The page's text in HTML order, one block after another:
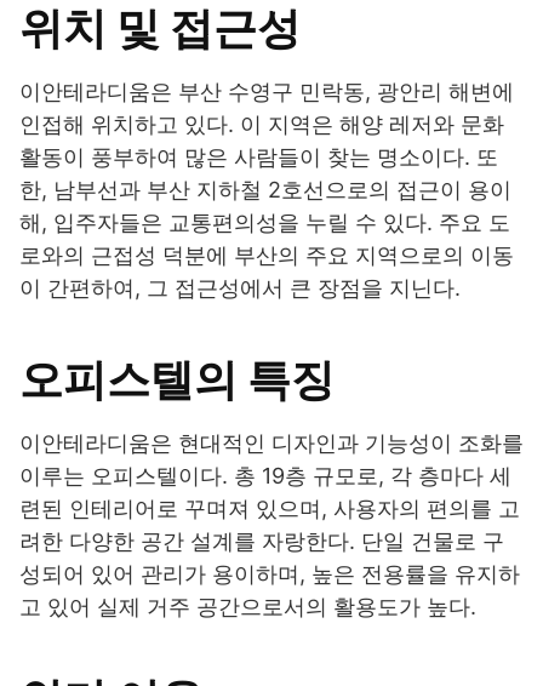
위치 및 접근성
이안테라디움은 부산 수영구 민락동, 광안리 해변에
인접해 위치하고 있다. 이 지역은 해양 레저와 문화
활동이 풍부하여 많은 사람들이 찾는 명소이다. 또
한, 남부선과 부산 지하철 2호선으로의 접근이 용이
해, 입주자들은 교통편의성을 누릴 수 있다. 주요 도
로와의 근접성 덕분에 부산의 주요 지역으로의 이동
이 간편하여, 그 접근성에서 큰 장점을 지닌다.
오피스텔의 특징
이안테라디움은 현대적인 디자인과 기능성이 조화를
이루는 오피스텔이다. 총 19층 규모로, 각 층마다 세
련된 인테리어로 꾸며져 있으며, 사용자의 편의를 고
려한 다양한 공간 설계를 자랑한다. 단일 건물로 구
성되어 있어 관리가 용이하며, 높은 전용률을 유지하
고 있어 실제 거주 공간으로서의 활용도가 높다.